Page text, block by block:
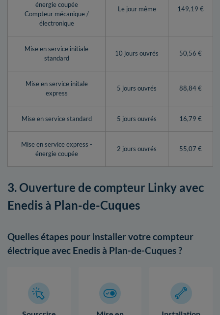
énergie coupée
Compteur mécanique /
électronique
Le jour même 149,19 €
Mise en service initiale
standard
10 jours ouvrés 50,56 €
Mise en service initale
express
5 jours ouvrés 88,84 €
Mise en service standard 5 jours ouvrés 16,79 €
Mise en service express -
énergie coupée
2 jours ouvrés 55,07 €
3. Ouverture de compteur Linky avec
Enedis à Plan-de-Cuques
Quelles étapes pour installer votre compteur
électrique avec Enedis à Plan-de-Cuques ?